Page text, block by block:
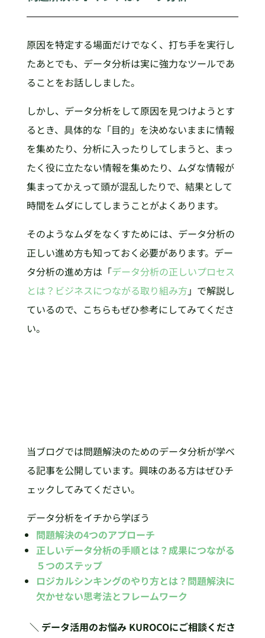
原因を特定する場面だけでなく、打ち手を実行し
たあとでも、データ分析は実に強力なツールであ
ることをお話ししました。
しかし、データ分析をして原因を見つけようとす
るとき、具体的な「目的」を決めないままに情報
を集めたり、分析に入ったりしてしまうと、まっ
たく役に立たない情報を集めたり、ムダな情報が
集まってかえって頭が混乱したりで、結果として
時間をムダにしてしまうことがよくあります。
そのようなムダをなくすためには、データ分析の
正しい進め方も知っておく必要があります。デー
タ分析の進め方は「データ分析の正しいプロセス
とは？ビジネスにつながる取り組み方 」で解説し
ているので、こちらもぜひ参考にしてみてくださ
い。
当ブログでは問題解決のためのデータ分析が学べ
る記事を公開しています。興味のある方はぜひチ
ェックしてみてください。
データ分析をイチから学ぼう
問題解決の4つのアプローチ
正しいデータ分析の手順とは？成果につながる
５つのステップ
ロジカルシンキングのやり方とは？問題解決に
欠かせない思考法とフレームワーク
＼ データ活用のお悩み KUROCOにご相談くださ